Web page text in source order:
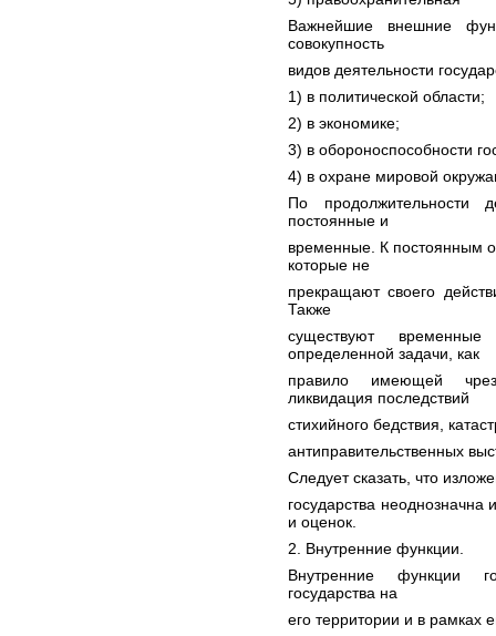
Важнейшие внешние
совокупность
видов деятельности
1) в политической области;
2) в экономике;
3) в обороноспособности
4) в охране мировой
По продолжительности
постоянные и
временные. К постоянным
которые не
прекращают своего
Также
существуют
определенной задачи, как
правило имеющей
ликвидация последствий
стихийного бедствия,
антиправительственных
Следует сказать, что
государства неоднозначна
и оценок.
2. Внутренние функции.
Внутренние функции
государства на
его территории и в рамках